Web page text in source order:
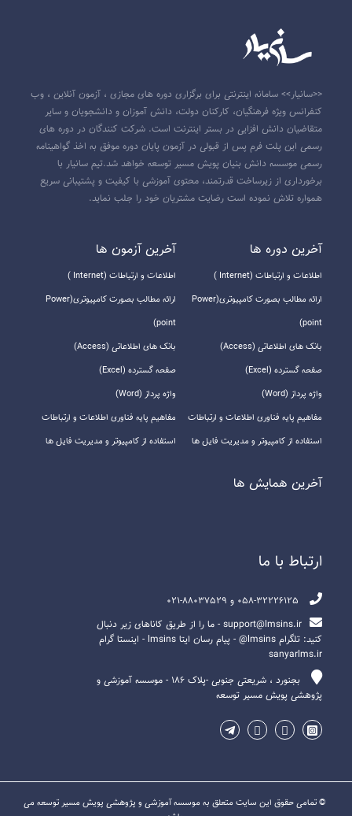
<<سانیار>> سامانه اینترنتی برای برگزاری دوره های مجازی ، آزمون آنلاین ، وب
کنفرانس ویژه فرهنگیان، کارکنان دولت، دانش آموزان و دانشجویان و سایر
متقاضیان دانش افزایی در بستر اینترنت است. شرکت کنندگان در دوره های
رسمی این پلت فرم پس از قبولی در آزمون پایان دوره موفق به اخذ گواهینامه
رسمی موسسه دانش بنیان پویش مسیر توسعه خواهد شد.تیم سانیار با
برخورداری از زیرساخت قدرتمند، محتوی آموزشی با کیفیت و پشتیبانی سریع
همواره تلاش نموده است رضایت مشتریان خود را جلب نماید.
آخرين دوره ها
اطلاعات و ارتباطات (Internet )
ارائه مطالب بصورت کامپیوتری(Power
point)
بانک های اطلاعاتی (Access)
صفحه گسترده (Excel)
واژه پرداز (Word)
مفاهیم پایه فناوری اطلاعات و ارتباطات
استفاده از کامپیوتر و مدیریت فایل ها
آخرين آزمون ها
اطلاعات و ارتباطات (Internet )
ارائه مطالب بصورت کامپیوتری(Power
point)
بانک های اطلاعاتی (Access)
صفحه گسترده (Excel)
واژه پرداز (Word)
مفاهیم پایه فناوری اطلاعات و ارتباطات
استفاده از کامپیوتر و مدیریت فایل ها
آخرين همايش ها
ارتباط با ما
support@lmsins.ir - ما را از طریق کاناهای زیر دنبال
کنید: تلگرام lmsins@ - پیام رسان ایتا lmsins - اینستا گرام
sanyarlms.ir
بجنورد ، شریعتی جنوبی -پلاک ۱۸۶ - موسسه آموزشی و
پژوهشی پویش مسیر توسعه
© تمامی حقوق این سایت متعلق به موسسه آموزشی و پژوهشی پویش مسیر توسعه می